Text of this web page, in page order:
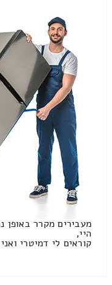
מעבירים מקרר באופן
היי,
קוראים לי דמיטרי